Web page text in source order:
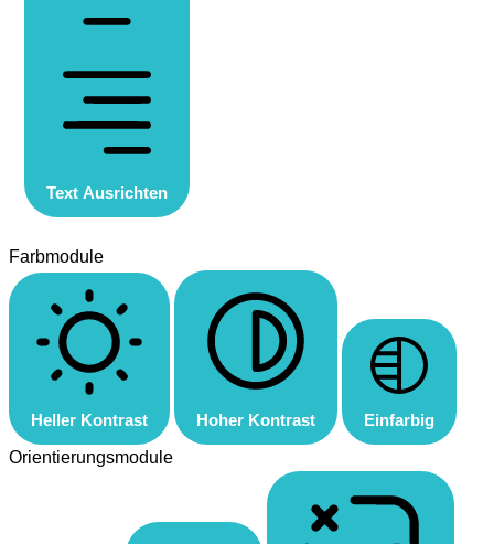
Text Ausrichten
Farbmodule
Heller Kontrast Hoher Kontrast Einfarbig
Orientierungsmodule